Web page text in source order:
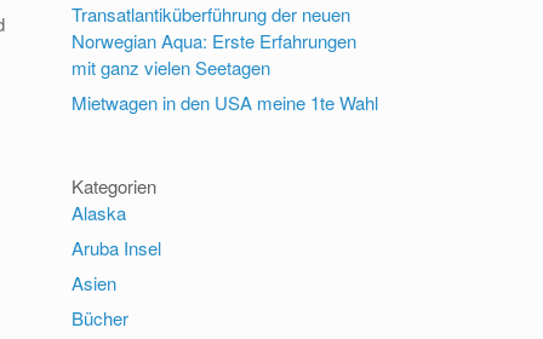
Transatlantiküberführung der neuen
Norwegian Aqua: Erste Erfahrungen
mit ganz vielen Seetagen
Mietwagen in den USA meine 1te Wahl
Kategorien
Alaska
Aruba Insel
Asien
Bücher